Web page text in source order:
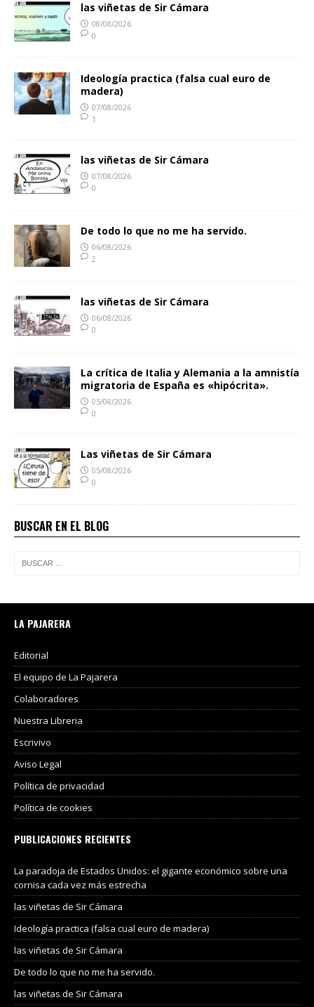
las viñetas de Sir Cámara
08/08/2026
0
Ideología practica (falsa cual euro de
madera)
07/08/2026
1
las viñetas de Sir Cámara
07/08/2026
0
De todo lo que no me ha servido.
06/08/2026
2
las viñetas de Sir Cámara
06/08/2026
0
La crítica de Italia y Alemania a la amnistía
migratoria de España es «hipócrita».
05/08/2026
0
Las viñetas de Sir Cámara
05/08/2026
0
BUSCAR EN EL BLOG
LA PAJARERA
Editorial
El equipo de La Pajarera
Colaboradores
Nuestra Libreria
Escrivivo
Aviso Legal
Política de privacidad
Política de cookies
PUBLICACIONES RECIENTES
La paradoja de Estados Unidos: el gigante económico sobre una
cornisa cada vez más estrecha
las viñetas de Sir Cámara
Ideología practica (falsa cual euro de madera)
las viñetas de Sir Cámara
De todo lo que no me ha servido.
las viñetas de Sir Cámara